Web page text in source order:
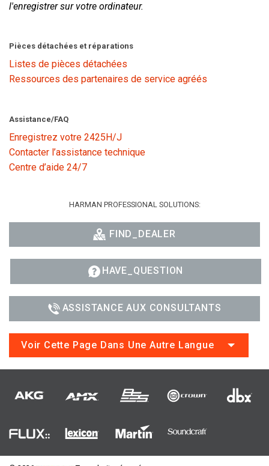
l'enregistrer sur votre ordinateur.
Pièces détachées et réparations
Listes de pièces détachées
Ressources des partenaires de service agréés
Assistance/FAQ
Enregistrez votre 2425H/J
Contacter l’assistance technique
Centre d’aide 24/7
HARMAN PROFESSIONAL SOLUTIONS:
FIND_DEALER
HAVE_QUESTION
ASSISTANCE AUX CONSULTANTS
Voir Cette Page Dans Une Autre Langue